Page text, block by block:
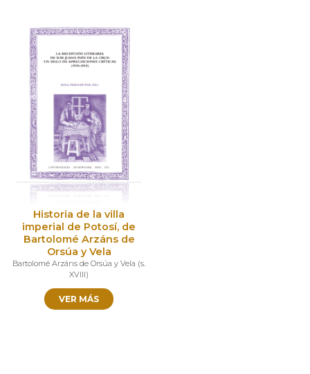
Historia de la villa
imperial de Potosí, de
Bartolomé Arzáns de
Orsúa y Vela
Bartolomé Arzáns de Orsúa y Vela (s.
XVIII)
VER MÁS